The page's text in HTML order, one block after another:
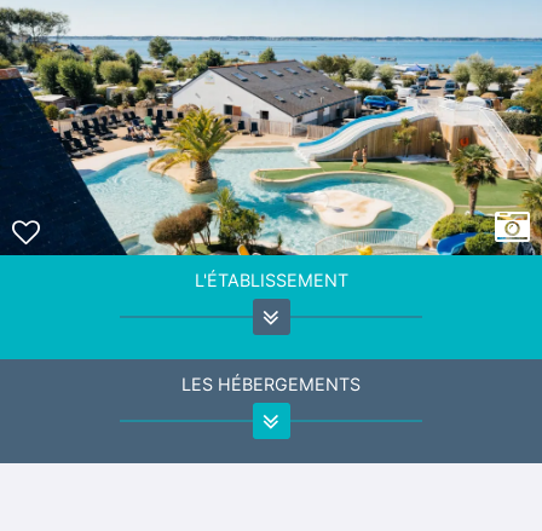
L'ÉTABLISSEMENT
LES HÉBERGEMENTS